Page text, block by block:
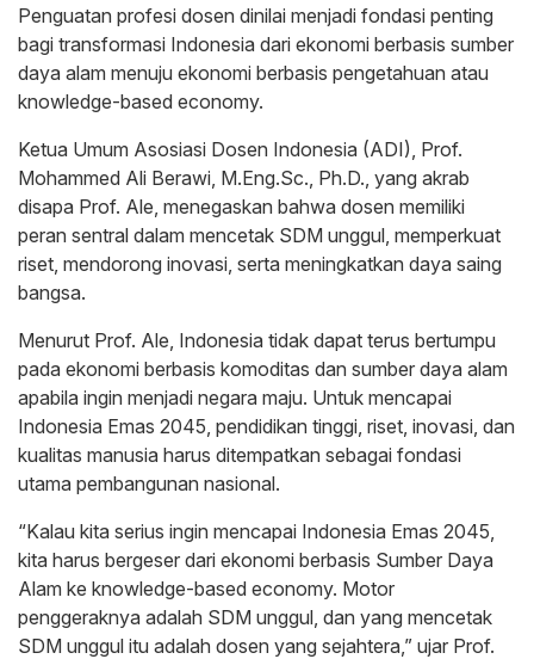
Penguatan profesi dosen dinilai menjadi fondasi penting
bagi transformasi Indonesia dari ekonomi berbasis sumber
daya alam menuju ekonomi berbasis pengetahuan atau
knowledge-based economy.
Ketua Umum Asosiasi Dosen Indonesia (ADI), Prof.
Mohammed Ali Berawi, M.Eng.Sc., Ph.D., yang akrab
disapa Prof. Ale, menegaskan bahwa dosen memiliki
peran sentral dalam mencetak SDM unggul, memperkuat
riset, mendorong inovasi, serta meningkatkan daya saing
bangsa.
Menurut Prof. Ale, Indonesia tidak dapat terus bertumpu
pada ekonomi berbasis komoditas dan sumber daya alam
apabila ingin menjadi negara maju. Untuk mencapai
Indonesia Emas 2045, pendidikan tinggi, riset, inovasi, dan
kualitas manusia harus ditempatkan sebagai fondasi
utama pembangunan nasional.
“Kalau kita serius ingin mencapai Indonesia Emas 2045,
kita harus bergeser dari ekonomi berbasis Sumber Daya
Alam ke knowledge-based economy. Motor
penggeraknya adalah SDM unggul, dan yang mencetak
SDM unggul itu adalah dosen yang sejahtera,” ujar Prof.